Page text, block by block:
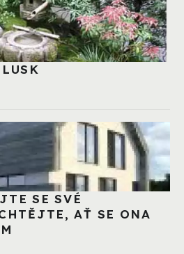
SE SVÉ
AŤ SE ONA